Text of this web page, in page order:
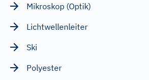
Mikroskop (Optik)
Lichtwellenleiter
Ski
Polyester